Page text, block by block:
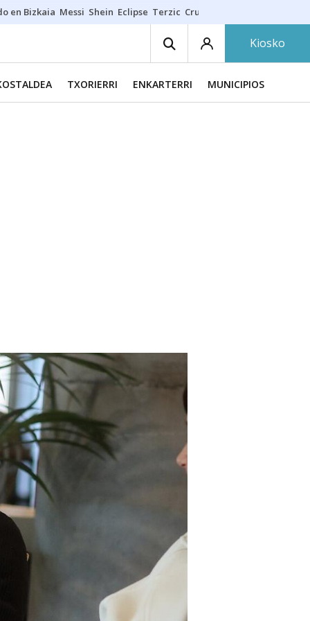
en Bizkaia Messi Shein Eclipse Terzic Cruz Gorbeia
Kiosko
TXORIERRI ENKARTERRI MUNICIPIOS